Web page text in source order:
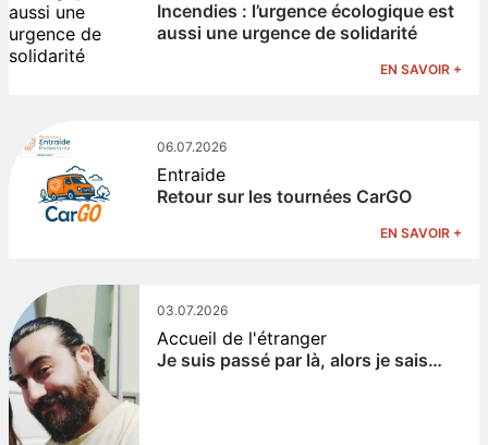
Incendies : l’urgence écologique est
aussi une urgence de solidarité
EN SAVOIR +
06.07.2026
Entraide
Retour sur les tournées CarGO
EN SAVOIR +
03.07.2026
Accueil de l'étranger
Je suis passé par là, alors je sais…